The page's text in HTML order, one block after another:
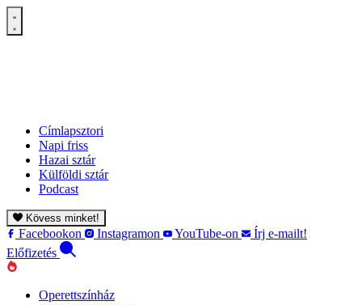
Címlapsztori
Napi friss
Hazai sztár
Külföldi sztár
Podcast
Kövess minket!
Facebookon Instagramon YouTube-on
Írj e-mailt!
Előfizetés
Operettszínház